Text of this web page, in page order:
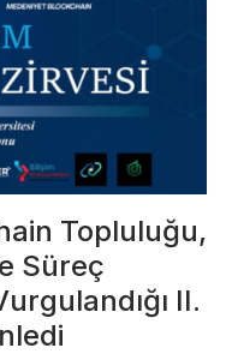
Topluluğu,
Süreç
II.